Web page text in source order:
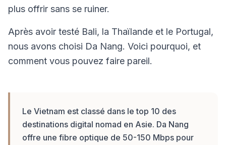
plus offrir sans se ruiner.
Après avoir testé Bali, la Thaïlande et le Portugal,
nous avons choisi Da Nang. Voici pourquoi, et
comment vous pouvez faire pareil.
Le Vietnam est classé dans le top 10 des
destinations digital nomad en Asie. Da Nang
offre une fibre optique de 50-150 Mbps pour